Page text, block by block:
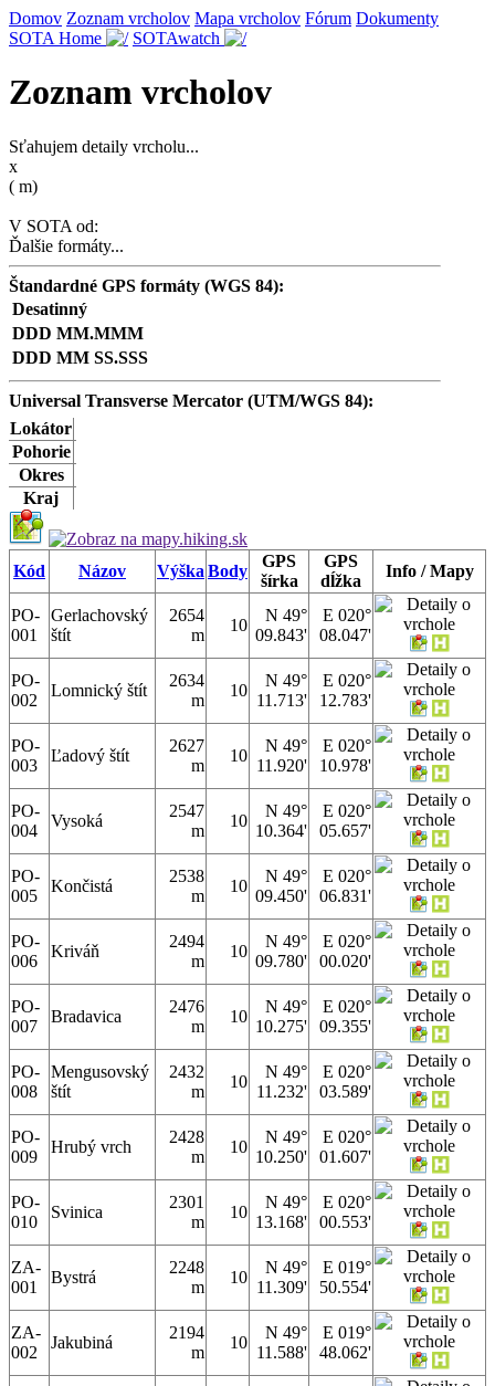
Domov Zoznam vrcholov Mapa vrcholov Fórum Dokumenty
SOTA Home
SOTAwatch
Zoznam vrcholov
Sťahujem detaily vrcholu...
x
( m)
V SOTA od:
Ďalšie formáty...
Štandardné GPS formáty (WGS 84):
Desatinný
DDD MM.MMM
DDD MM SS.SSS
Universal Transverse Mercator (UTM/WGS 84):
Lokátor
Pohorie
Okres
Kraj
Kód Názov Výška Body
GPS
šírka
GPS
dĺžka
Info / Mapy
PO-
001
Gerlachovský
štít
2654
m
10
N 49°
09.843'
E 020°
08.047'
PO-
002
Lomnický štít
2634
m
10
N 49°
11.713'
E 020°
12.783'
PO-
003
Ľadový štít
2627
m
10
N 49°
11.920'
E 020°
10.978'
PO-
004
Vysoká
2547
m
10
N 49°
10.364'
E 020°
05.657'
PO-
005
Končistá
2538
m
10
N 49°
09.450'
E 020°
06.831'
PO-
006
Kriváň
2494
m
10
N 49°
09.780'
E 020°
00.020'
PO-
007
Bradavica
2476
m
10
N 49°
10.275'
E 020°
09.355'
PO-
008
Mengusovský
štít
2432
m
10
N 49°
11.232'
E 020°
03.589'
PO-
009
Hrubý vrch
2428
m
10
N 49°
10.250'
E 020°
01.607'
PO-
010
Svinica
2301
m
10
N 49°
13.168'
E 020°
00.553'
ZA-
001
Bystrá
2248
m
10
N 49°
11.309'
E 019°
50.554'
ZA-
002
Jakubiná
2194
m
10
N 49°
11.588'
E 019°
48.062'